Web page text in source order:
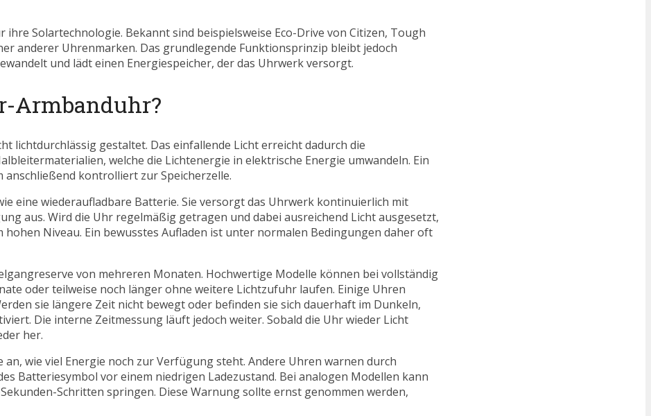
Solartechnologie. Bekannt sind beispielsweise Eco-Drive von Citizen, Tough
anderer Uhrenmarken. Das grundlegende Funktionsprinzip bleibt jedoch
und lädt einen Energiespeicher, der das Uhrwerk versorgt.
Armbanduhr?
lichtdurchlässig gestaltet. Das einfallende Licht erreicht dadurch die
welche die Lichtenergie in elektrische Energie umwandeln. Ein
kontrolliert zur Speicherzelle.
eine wiederaufladbare Batterie. Sie versorgt das Uhrwerk kontinuierlich mit
aus. Wird die Uhr regelmäßig getragen und dabei ausreichend Licht ausgesetzt,
Niveau. Ein bewusstes Aufladen ist unter normalen Bedingungen daher oft
von mehreren Monaten. Hochwertige Modelle können bei vollständig
oder teilweise noch länger ohne weitere Lichtzufuhr laufen. Einige Uhren
sie längere Zeit nicht bewegt oder befinden sie sich dauerhaft im Dunkeln,
Die interne Zeitmessung läuft jedoch weiter. Sobald die Uhr wieder Licht
her.
wie viel Energie noch zur Verfügung steht. Andere Uhren warnen durch
Batteriesymbol vor einem niedrigen Ladezustand. Bei analogen Modellen kann
Schritten springen. Diese Warnung sollte ernst genommen werden,